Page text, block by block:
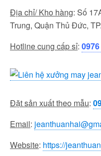
Địa chỉ/ Kho hàng: Số
Trung, Quận Thủ Đức,
Hotline cung cấp sỉ:
Đặt sản xuất theo mẫu:
Email:
Website: https://